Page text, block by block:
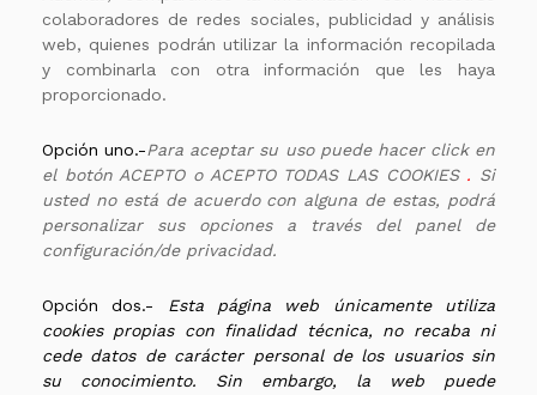
colaboradores de redes sociales, publicidad y análisis
web, quienes podrán utilizar la información recopilada
y combinarla con otra información que les haya
proporcionado.
Opción uno.-Para aceptar su uso puede hacer click en
el botón ACEPTOo ACEPTO TODAS LAS COOKIES . Si
usted no está de acuerdo con alguna de estas, podrá
personalizar sus opciones a través del panel de
configuración/de privacidad.
Opción dos.-
Esta página web únicamente utiliza
cookies propias con finalidad técnica, no recaba ni
cede datos de carácter personal de los usuarios sin
su conocimiento. Sin embargo, la web puede